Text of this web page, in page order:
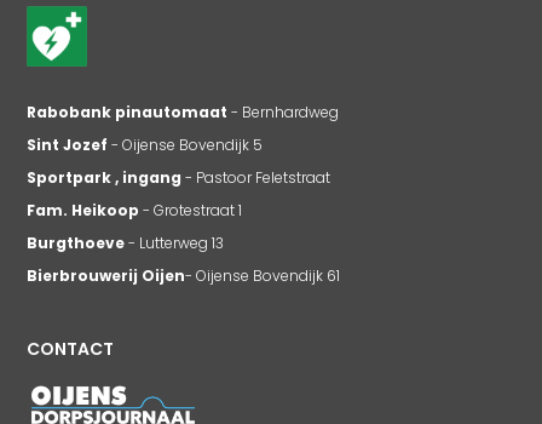
Rabobank pinautomaat - Bernhardweg
Sint Jozef - Oijense Bovendijk 5
Sportpark , ingang - Pastoor Feletstraat
Fam. Heikoop - Grotestraat 1
Burgthoeve- Lutterweg 13
Bierbrouwerij Oijen- Oijense Bovendijk 61
CONTACT